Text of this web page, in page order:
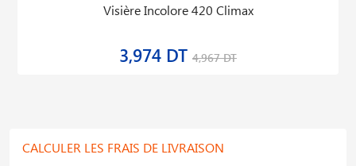
Visière Incolore 420 Climax
3,974 DT 4,967 DT
CALCULER LES FRAIS DE LIVRAISON